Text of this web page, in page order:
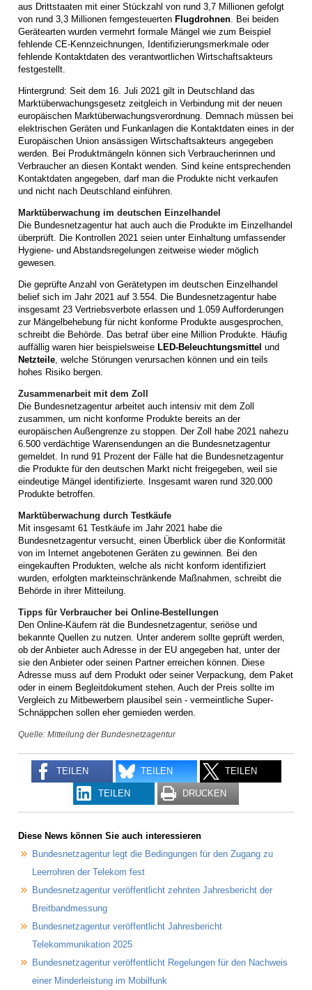
aus Drittstaaten mit einer Stückzahl von rund 3,7 Millionen gefolgt
von rund 3,3 Millionen ferngesteuerten Flugdrohnen . Bei beiden
Gerätearten wurden vermehrt formale Mängel wie zum Beispiel
fehlende CE-Kennzeichnungen, Identifizierungsmerkmale oder
fehlende Kontaktdaten des verantwortlichen Wirtschaftsakteurs
festgestellt.
Hintergrund: Seit dem 16. Juli 2021 gilt in Deutschland das
Marktüberwachungsgesetz zeitgleich in Verbindung mit der neuen
europäischen Marktüberwachungsverordnung. Demnach müssen bei
elektrischen Geräten und Funkanlagen die Kontaktdaten eines in der
Europäischen Union ansässigen Wirtschaftsakteurs angegeben
werden. Bei Produktmängeln können sich Verbraucherinnen und
Verbraucher an diesen Kontakt wenden. Sind keine entsprechenden
Kontaktdaten angegeben, darf man die Produkte nicht verkaufen
und nicht nach Deutschland einführen.
Marktüberwachung im deutschen Einzelhandel
Die Bundesnetzagentur hat auch auch die Produkte im Einzelhandel
überprüft. Die Kontrollen 2021 seien unter Einhaltung umfassender
Hygiene- und Abstandsregelungen zeitweise wieder möglich
gewesen.
Die geprüfte Anzahl von Gerätetypen im deutschen Einzelhandel
belief sich im Jahr 2021 auf 3.554. Die Bundesnetzagentur habe
insgesamt 23 Vertriebsverbote erlassen und 1.059 Aufforderungen
zur Mängelbehebung für nicht konforme Produkte ausgesprochen,
schreibt die Behörde. Das betraf über eine Million Produkte. Häufig
auffällig waren hier beispielsweise LED-Beleuchtungsmittel und
Netzteile , welche Störungen verursachen können und ein teils
hohes Risiko bergen.
Zusammenarbeit mit dem Zoll
Die Bundesnetzagentur arbeitet auch intensiv mit dem Zoll
zusammen, um nicht konforme Produkte bereits an der
europäischen Außengrenze zu stoppen. Der Zoll habe 2021 nahezu
6.500 verdächtige Warensendungen an die Bundesnetzagentur
gemeldet. In rund 91 Prozent der Fälle hat die Bundesnetzagentur
die Produkte für den deutschen Markt nicht freigegeben, weil sie
eindeutige Mängel identifizierte. Insgesamt waren rund 320.000
Produkte betroffen.
Marktüberwachung durch Testkäufe
Mit insgesamt 61 Testkäufe im Jahr 2021 habe die
Bundesnetzagentur versucht, einen Überblick über die Konformität
von im Internet angebotenen Geräten zu gewinnen. Bei den
eingekauften Produkten, welche als nicht konform identifiziert
wurden, erfolgten markteinschränkende Maßnahmen, schreibt die
Behörde in ihrer Mitteilung.
Tipps für Verbraucher bei Online-Bestellungen
Den Online-Käufern rät die Bundesnetzagentur, seriöse und
bekannte Quellen zu nutzen. Unter anderem sollte geprüft werden,
ob der Anbieter auch Adresse in der EU angegeben hat, unter der
sie den Anbieter oder seinen Partner erreichen können. Diese
Adresse muss auf dem Produkt oder seiner Verpackung, dem Paket
oder in einem Begleitdokument stehen. Auch der Preis sollte im
Vergleich zu Mitbewerbern plausibel sein - vermeintliche Super-
Schnäppchen sollen eher gemieden werden.
Quelle: Mitteilung der Bundesnetzagentur
TEILEN TEILEN TEILEN
TEILEN DRUCKEN
Diese News können Sie auch interessieren
Bundesnetzagentur legt die Bedingungen für den Zugang zu
Leerrohren der Telekom fest
Bundesnetzagentur veröffentlicht zehnten Jahresbericht der
Breitbandmessung
Bundesnetzagentur veröffentlicht Jahresbericht
Telekommunikation 2025
Bundesnetzagentur veröffentlicht Regelungen für den Nachweis
einer Minderleistung im Mobilfunk